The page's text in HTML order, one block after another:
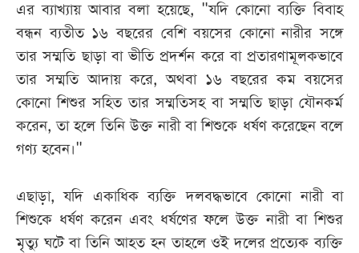
এর ব্যাখ্যায় আবার বলা হয়েছে, "যদি কোনো ব্যক্তি বিবাহ
বন্ধন ব্যতীত ১৬ বছরের বেশি বয়সের কোনো নারীর সঙ্গে
তার সম্মতি ছাড়া বা ভীতি প্রদর্শন করে বা প্রতারণামূলকভাবে
তার সম্মতি আদায় করে, অথবা ১৬ বছরের কম বয়সের
কোনো শিশুর সহিত তার সম্মতিসহ বা সম্মতি ছাড়া যৌনকর্ম
করেন, তা হলে তিনি উক্ত নারী বা শিশুকে ধর্ষণ করেছেন বলে
গণ্য হবেন।"
এছাড়া, যদি একাধিক ব্যক্তি দলবদ্ধভাবে কোনো নারী বা
শিশুকে ধর্ষণ করেন এবং ধর্ষণের ফলে উক্ত নারী বা শিশুর
মৃত্যু ঘটে বা তিনি আহত হন তাহলে ওই দলের প্রত্যেক ব্যক্তি